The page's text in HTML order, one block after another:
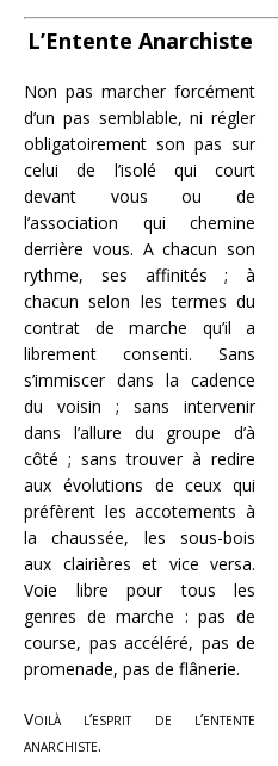
L’Entente Anarchiste
Non pas marcher forcément
d’un pas semblable, ni régler
obligatoirement son pas sur
celui de l’isolé qui court
devant vous ou de
l’association qui chemine
derrière vous. A chacun son
rythme, ses affinités ; à
chacun selon les termes du
contrat de marche qu’il a
librement consenti. Sans
s’immiscer dans la cadence
du voisin ; sans intervenir
dans l’allure du groupe d’à
côté ; sans trouver à redire
aux évolutions de ceux qui
préfèrent les accotements à
la chaussée, les sous-bois
aux clairières et vice versa.
Voie libre pour tous les
genres de marche : pas de
course, pas accéléré, pas de
promenade, pas de flânerie.
Voilà l’esprit de l’entente
anarchiste.